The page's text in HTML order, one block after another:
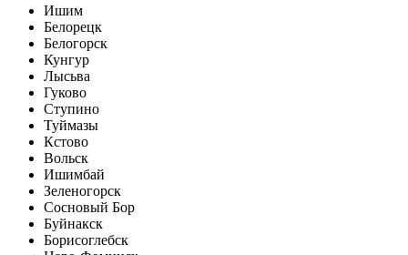
Ишим
Белорецк
Белогорск
Кунгур
Лысьва
Гуково
Ступино
Туймазы
Кстово
Вольск
Ишимбай
Зеленогорск
Сосновый Бор
Буйнакск
Борисоглебск